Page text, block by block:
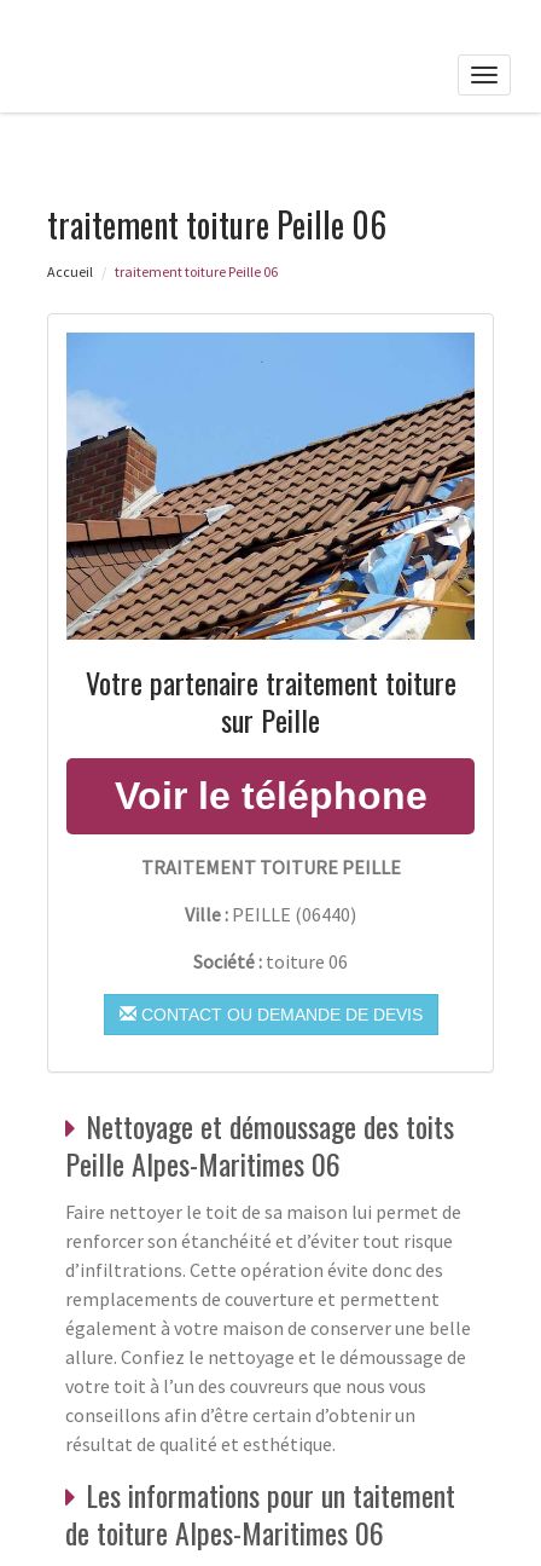
Toggle
traitement toiture Peille 06
Accueil traitement toiture Peille 06
Votre partenaire traitement toiture
sur Peille
TRAITEMENT TOITURE PEILLE
Ville : PEILLE (06440)
Société : toiture 06
CONTACT OU DEMANDE DE DEVIS
Nettoyage et démoussage des toits
Peille Alpes-Maritimes 06
Faire nettoyer le toit de sa maison lui permet de
renforcer son étanchéité et d’éviter tout risque
d’infiltrations. Cette opération évite donc des
remplacements de couverture et permettent
également à votre maison de conserver une belle
allure. Confiez le nettoyage et le démoussage de
votre toit à l’un des couvreurs que nous vous
conseillons afin d’être certain d’obtenir un
résultat de qualité et esthétique.
Les informations pour un taitement
de toiture Alpes-Maritimes 06